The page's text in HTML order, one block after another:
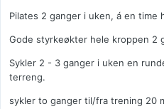
Pilates 2 ganger i uken, á en time
Gode styrkeøkter hele kroppen 2
Sykler 2 - 3 ganger i uken en
terreng.
sykler to ganger til/fra trening 20